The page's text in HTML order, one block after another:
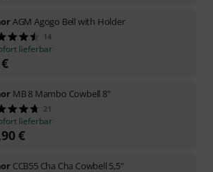
AGM Agogo Bell with Holder
14
lieferbar
€
MB 8 Mambo Cowbell 8"
21
lieferbar
€
CCB55 Cha Cha Cowbell 5,5"